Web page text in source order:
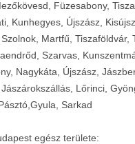
Füzesabony,
Kunhegyes, Újszász,
Martfű, Tiszaföldvár,
Szarvas,
Nagykáta, Újszász,
Lőrinci,
Sarkad
egész területe: